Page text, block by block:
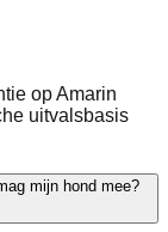
op Amarin
uitvalsbasis
mijn hond mee?